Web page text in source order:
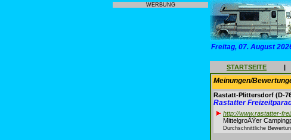
WERBUNG
Freitag, 07. August
STARTSEITE |
Meinungen/
Rastatt-Plittersdorf (D-
Rastatter
http://www.rastatter-
MittelgroÃŸer
Durchschnittliche